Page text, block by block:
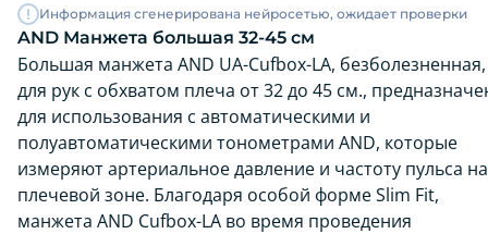
Информация сгенерирована нейросетью, ожидает проверки
AND Манжета большая 32-45 см
Большая манжета AND UA-Cufbox-LA, безболезненная,
для рук с обхватом плеча от 32 до 45 см.,
для использования с автоматическими и
полуавтоматическими тонометрами AND, которые
измеряют артериальное давление и частоту пульса на
плечевой зоне. Благодаря особой форме Slim Fit,
манжета AND Cufbox-LA во время проведения